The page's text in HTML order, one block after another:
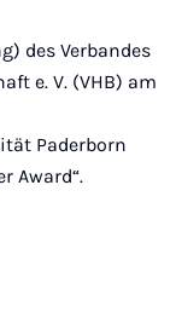
des Verbandes
e. V. (VHB) am
Paderborn
Award“.